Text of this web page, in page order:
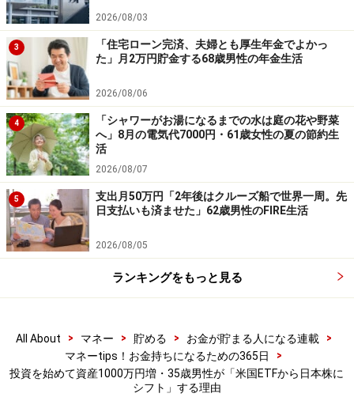
ないので注意です。ただ、どんな時も平常心というのが
投資では一番難しいのですが……」と投稿者。
前述のように「積立商品（VTI）に関しては、今現在の
トランプ政権による経済政策に賛同できないので、少し
ずつ売却」しているとのこと。「ただ関税問題が解決し
たり、次期大統領候補筆頭とされるカリフォルニア州知
事が大統領になったら、また投資額を増やしていく予
定」と語られていました。
※皆さんの投資エピソードを募集中です。エピソードの
採用でもれなくAmazonギフト券3000円分プレゼント
積立投資に関するエピソードの応募はこちらから
ーーーーーーーーーーーーーーーー
※本文カッコ内の回答者コメントは原文に準拠していま
2026/08/03
3
「住宅ローン完済、夫婦とも厚生年金でよかっ
た」月2万円貯金する68歳男性の年金生活
2026/08/06
4
「シャワーがお湯になるまでの水は庭の花や野菜
へ」8月の電気代7000円・61歳女性の夏の節約生
活
2026/08/07
5
支出月50万円「2年後はクルーズ船で世界一周。先
日支払いも済ませた」62歳男性のFIRE生活
2026/08/05
ランキングをもっと見る
All About > マネー > 貯める > お金が貯まる人になる連載
>
マネーtips！お金持ちになるための365日
>
投資を始めて資産1000万円増・35歳男性が「米国ETFから日本株に
シフト」する理由